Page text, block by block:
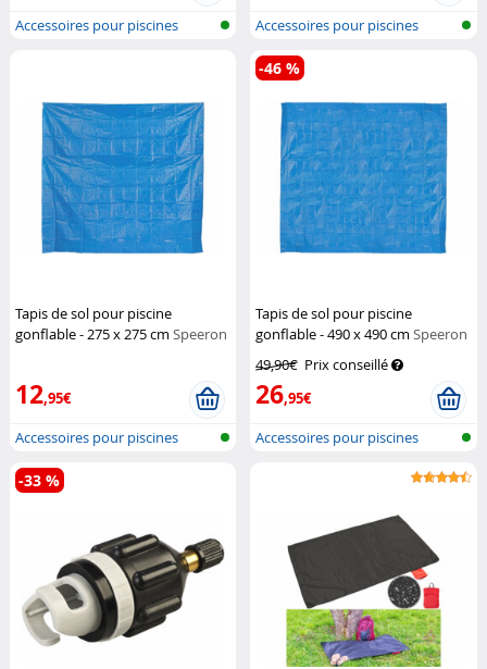
Accessoires pour piscines
Accessoires pour piscines
gonflable...
Tapis de sol pour piscine
gonflable - 275 x 275 cm Speeron
12,95€
Accessoires pour piscines
gonflable...
Tapis de sol pour piscine
gonflable - 490 x 490 cmSpeeron
49,90€ Prix conseillé
26,95€
-46 %
Accessoires pour piscines
-33 %